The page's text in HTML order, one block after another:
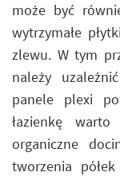
może być
wytrzymałe
zlewu. W tym
należy
panele plexi
łazienkę
organiczne
tworzenia